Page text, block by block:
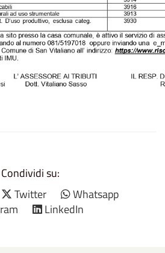
Condividi su:
Twitter
Whatsapp
LinkedIn